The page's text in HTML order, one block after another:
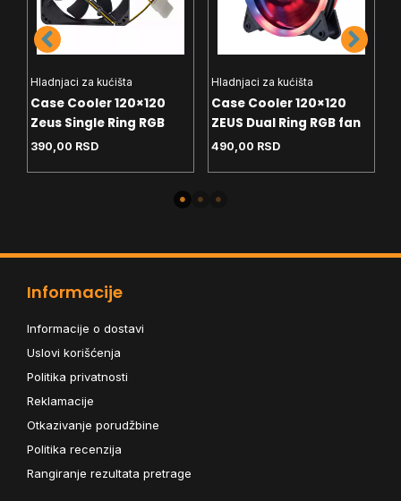
Hladnjaci za kućišta
Case Cooler 120×120
Zeus Single Ring RGB
390,00 RSD
Hladnjaci za kućišta
Case Cooler 120×120
ZEUS Dual Ring RGB fan
490,00 RSD
Informacije
Informacije o dostavi
Uslovi korišćenja
Politika privatnosti
Reklamacije
Otkazivanje porudžbine
Politika recenzija
Rangiranje rezultata pretrage